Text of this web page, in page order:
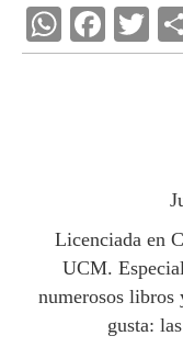
W
h
p
F
ac
k
T
w
Licenciada en
UCM.
numerosos libros
gusta: